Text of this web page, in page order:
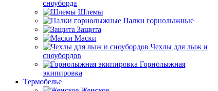
сноуборда
Шлемы
Палки горнолыжные
Защита
Маски
Чехлы для лыж и
сноубордов
Горнолыжная
экипировка
Термобелье